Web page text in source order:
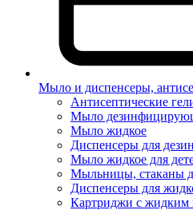
Мыло и диспенсеры,
Антисептические
Мыло
Мыло жидкое
Диспенсеры для
Мыло жидкое для
Мыльницы, стаканы
Диспенсеры для
Картриджи с